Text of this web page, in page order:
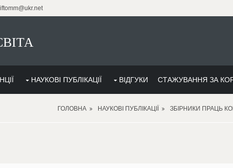
iftomm@ukr.net
НАУКОВІ ПУБЛІКАЦІЇ ВІДГУКИ СТАЖУВАННЯ ЗА
ГОЛОВНА НАУКОВІ ПУБЛІКАЦІЇ ЗБІРНИКИ ПРАЦЬ